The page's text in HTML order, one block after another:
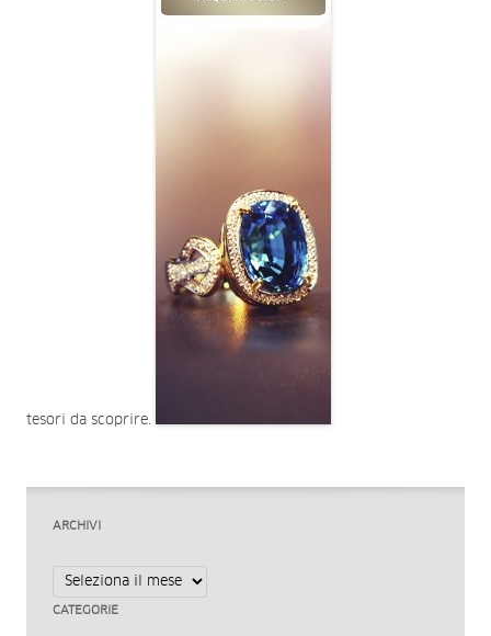
tesori da scoprire.
ARCHIVI
Archivi
CATEGORIE